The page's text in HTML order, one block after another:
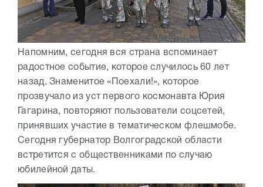
Напомним, сегодня вся страна вспоминает
радостное событие, которое случилось 60 лет
назад. Знаменитое «Поехали!», которое
прозвучало из уст первого космонавта Юрия
Гагарина, повторяют пользователи соцсетей,
принявших участие в тематическом флешмобе.
Сегодня губернатор Волгоградской области
встретится с общественниками по случаю
юбилейной даты.